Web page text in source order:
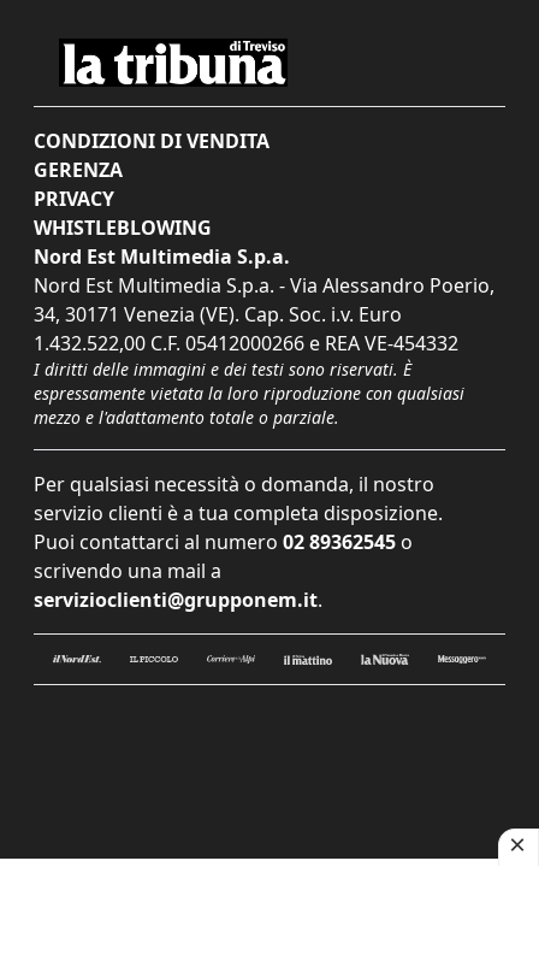
CONDIZIONI DI VENDITA
GERENZA
PRIVACY
WHISTLEBLOWING
Nord Est Multimedia S.p.a.
Nord Est Multimedia S.p.a. - Via Alessandro Poerio,
34, 30171 Venezia (VE). Cap. Soc. i.v. Euro
1.432.522,00 C.F. 05412000266 e REA VE-454332
I diritti delle immagini e dei testi sono riservati. È
espressamente vietata la loro riproduzione con qualsiasi
mezzo e l'adattamento totale o parziale.
Per qualsiasi necessità o domanda, il nostro
servizio clienti è a tua completa disposizione.
Puoi contattarci al numero 02 89362545 o
scrivendo una mail a
servizioclienti@grupponem.it.